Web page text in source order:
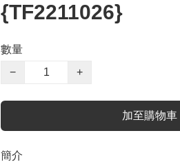
{TF2211026}
數量
−
+
加至購物車
簡介